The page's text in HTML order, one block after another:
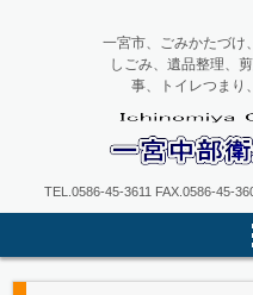
一宮中部衛生
一宮市、ごみかたづけ
しごみ、遺品整理、
事、トイレつまり
TEL.0586-45-3611 FAX.0586-45-